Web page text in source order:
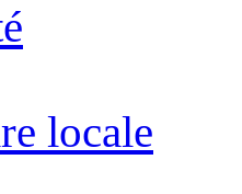
locale